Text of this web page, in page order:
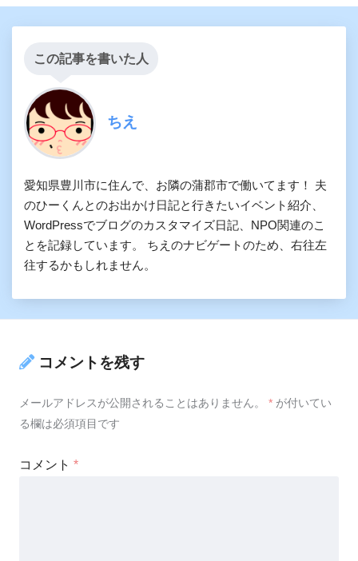
この記事を書いた人
ちえ
愛知県豊川市に住んで、お隣の蒲郡市で働いてます！ 夫
のひーくんとのお出かけ日記と行きたいイベント紹介、
WordPressでブログのカスタマイズ日記、NPO関連のこ
とを記録しています。 ちえのナビゲートのため、右往左
往するかもしれません。
コメントを残す
メールアドレスが公開されることはありません。 * が付いてい
る欄は必須項目です
コメント *